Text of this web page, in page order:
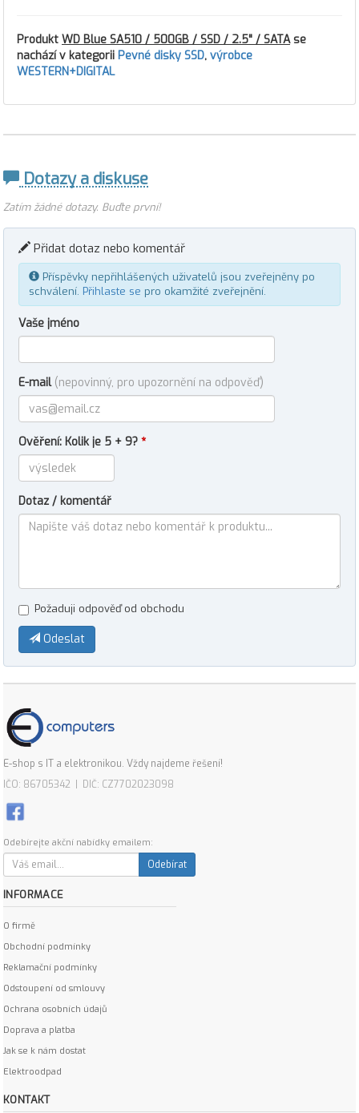
Produkt WD Blue SA510 / 500GB / SSD / 2.5" / SATAse
nachází v kategorii Pevné disky SSD, výrobce
WESTERN+DIGITAL
Dotazy a diskuse
Zatím žádné dotazy. Buďte první!
Přidat dotaz nebo komentář
Příspěvky nepřihlášených uživatelů jsou zveřejněny po
schválení. Přihlaste se pro okamžité zveřejnění.
Vaše jméno
E-mail (nepovinný, pro upozornění na odpověď)
Ověření: Kolik je 5 + 9? *
Dotaz / komentář
Požaduji odpověď od obchodu
Odeslat
E-shop s IT a elektronikou. Vždy najdeme řešení!
IČO: 86705342 | DIČ: CZ7702023098
Odebírejte akční nabídky emailem:
Odebírat
INFORMACE
O firmě
Obchodní podmínky
Reklamační podmínky
Odstoupení od smlouvy
Ochrana osobních údajů
Doprava a platba
Jak se k nám dostat
Elektroodpad
KONTAKT